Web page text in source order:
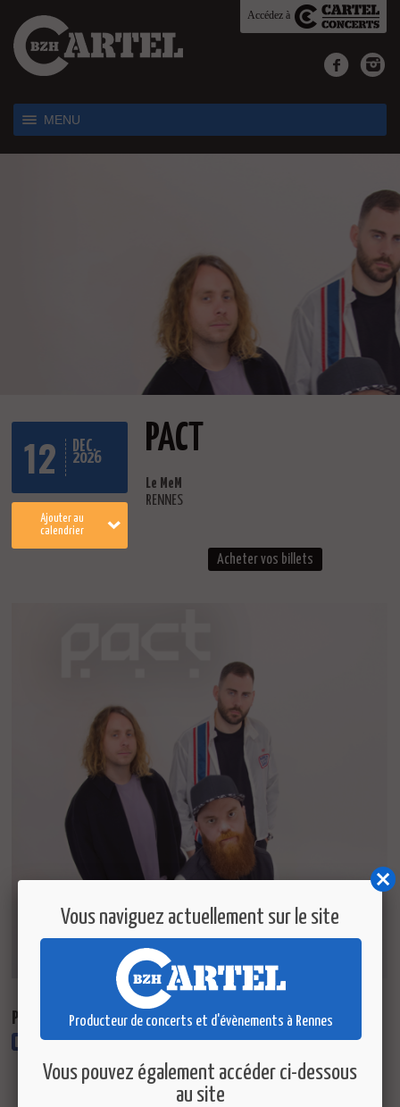
Accédez à
MENU
12 DEC.
2026
Ajouter au
calendrier
PACT
Le MeM
RENNES
Acheter vos billets
Partager ce concert :
Retour
Vous naviguez actuellement sur le site
Producteur de concerts et d'évènements à Rennes
Vous pouvez également accéder ci-dessous
au site